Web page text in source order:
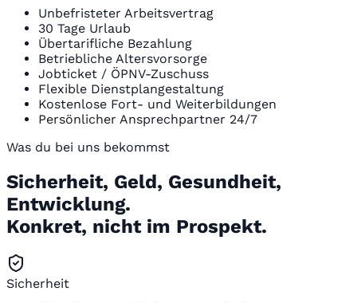
Unbefristeter Arbeitsvertrag
30 Tage Urlaub
Übertarifliche Bezahlung
Betriebliche Altersvorsorge
Jobticket / ÖPNV-Zuschuss
Flexible Dienstplangestaltung
Kostenlose Fort- und Weiterbildungen
Persönlicher Ansprechpartner 24/7
Was du bei uns bekommst
Sicherheit, Geld, Gesundheit,
Entwicklung.
Konkret, nicht im Prospekt.
Sicherheit